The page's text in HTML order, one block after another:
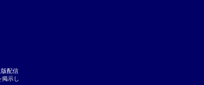
配信
示し